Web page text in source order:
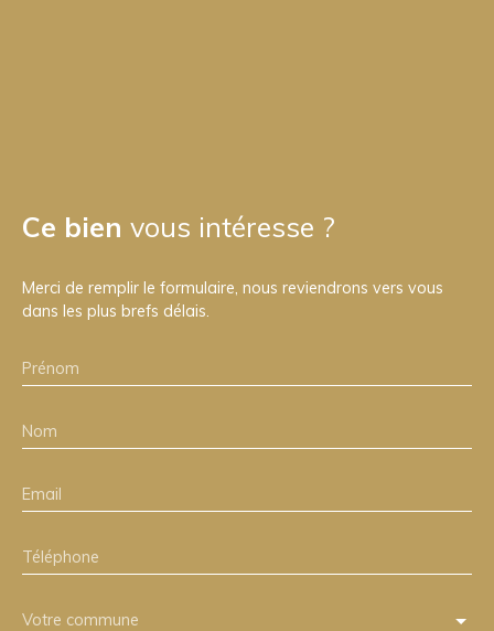
Ce bien vous intéresse ?
Merci de remplir le formulaire, nous reviendrons vers vous
dans les plus brefs délais.
Prénom
Nom
Email
Téléphone
Votre commune